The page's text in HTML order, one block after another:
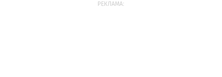
РЕКЛАМА: